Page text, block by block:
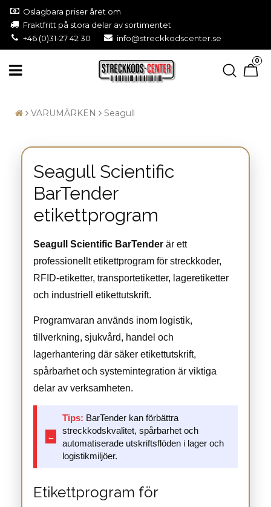
Oslagbara priser året om
Fraktfritt på stora delar av sortimentet
+46 (0)31-27 42 30
info@streckkodscenter.se
0
VARUMÄRKEN Seagull
Seagull Scientific
BarTender
etikettprogram
Seagull Scientific BarTender är ett
professionellt etikettprogram för streckkoder,
RFID-etiketter, transportetiketter, lageretiketter
och industriell etikettutskrift.
Programvaran används inom logistik,
tillverkning, sjukvård, handel och
lagerhantering där säker etikettutskrift,
spårbarhet och systemintegration är viktiga
delar av verksamheten.
←
Tips: BarTender kan förbättra
streckkodskvalitet, spårbarhet och
automatiserade utskriftsflöden i lager och
logistikmiljöer.
Etikettprogram för